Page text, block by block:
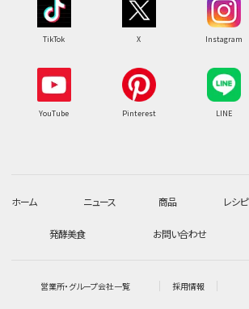
TikTok X Instagram
YouTube Pinterest LINE
ホーム ニュース 商品 レシピ
発酵美食 お問い合わせ
営業所・グループ会社一覧 採用情報